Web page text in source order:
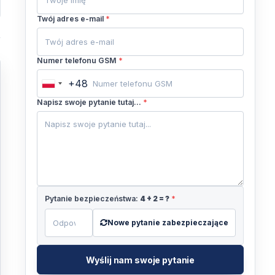
Twój adres e-mail *
Numer telefonu GSM *
Poland
+48
+48
Napisz swoje pytanie tutaj... *
Pytanie bezpieczeństwa: 4+ 2= ? *
Nowe pytanie zabezpieczające
Wyślij nam swoje pytanie